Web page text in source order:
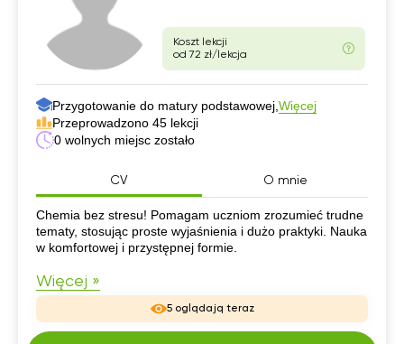
Koszt lekcji
od 72 zł/lekcja
Przygotowanie do matury podstawowej, Więcej
Przeprowadzono 45 lekcji
0 wolnych miejsc zostało
CV O mnie
CV
Chemia bez stresu! Pomagam uczniom zrozumieć trudne
tematy, stosując proste wyjaśnienia i dużo praktyki. Nauka
w komfortowej i przystępnej formie.
Więcej »
5 oglądają teraz